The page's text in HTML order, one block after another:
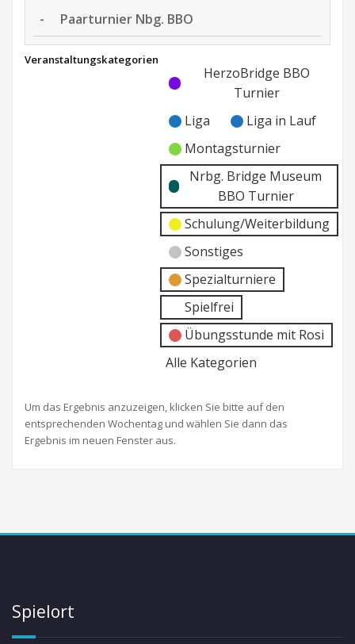
- Paarturnier Nbg. BBO
Paarturnier
Nbg.
Veranstaltungskategorien
Kategorie
ohne
Kategorie
HerzoBridge BBO
Turnier
Liga
Liga in Lauf
Montagsturnier
Nrbg. Bridge Museum
BBO Turnier
Schulung/Weiterbildung
Sonstiges
Spezialturniere
Spielfrei
Übungsstunde mit Rosi
Alle Kategorien
Um das Ergebnis anzuzeigen, klicken Sie bitte auf den
entsprechenden Wochentag und wählen Sie dann das
Ergebnis im neuen Fenster aus.
Spielort